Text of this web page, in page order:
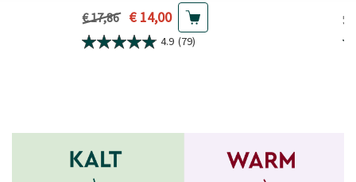
Vorheriger Preis
€ 17,86 Aktueller Preis
€ 14,00
4.9 (79)
€